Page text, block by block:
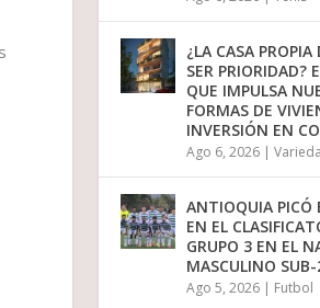
¿LA CASA PROPIA
SER PRIORIDAD?
QUE IMPULSA
FORMAS DE
INVERSIÓN EN
Ago 6, 2026 |
ANTIOQUIA PICÓ
EN EL
GRUPO 3 EN EL
MASCULINO
Ago 5, 2026 | Futbol